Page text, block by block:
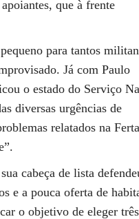
que à frente
para tantos
Já com Paulo
o estado do Serviço
diversas urgências de
relatados na
cabeça de lista
e a pouca oferta de
o objetivo de eleger três